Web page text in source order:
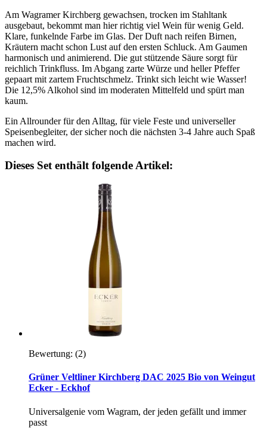
Am Wagramer Kirchberg gewachsen, trocken im Stahltank
ausgebaut, bekommt man hier richtig viel Wein für wenig Geld.
Klare, funkelnde Farbe im Glas. Der Duft nach reifen Birnen,
Kräutern macht schon Lust auf den ersten Schluck. Am Gaumen
harmonisch und animierend. Die gut stützende Säure sorgt für
reichlich Trinkfluss. Im Abgang zarte Würze und heller Pfeffer
gepaart mit zartem Fruchtschmelz. Trinkt sich leicht wie Wasser!
Die 12,5% Alkohol sind im moderaten Mittelfeld und spürt man
kaum.
Ein Allrounder für den Alltag, für viele Feste und universeller
Speisenbegleiter, der sicher noch die nächsten 3-4 Jahre auch Spaß
machen wird.
Dieses Set enthält folgende Artikel:
Bewertung: (2)
Grüner Veltliner Kirchberg DAC 2025 Bio von Weingut
Ecker - Eckhof
Universalgenie vom Wagram, der jeden gefällt und immer
passt